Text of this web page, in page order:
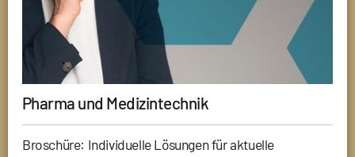
Pharma und Medizintechnik
Broschüre: Individuelle Lösungen für aktuelle